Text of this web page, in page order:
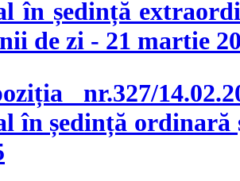
în ședință
de zi - 21 martie
nr.327/
în ședință